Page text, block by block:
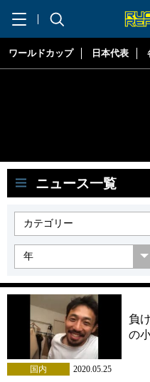
ワールドカップ 日本代表
ニュース一覧
負
の
国内 2020.05.25